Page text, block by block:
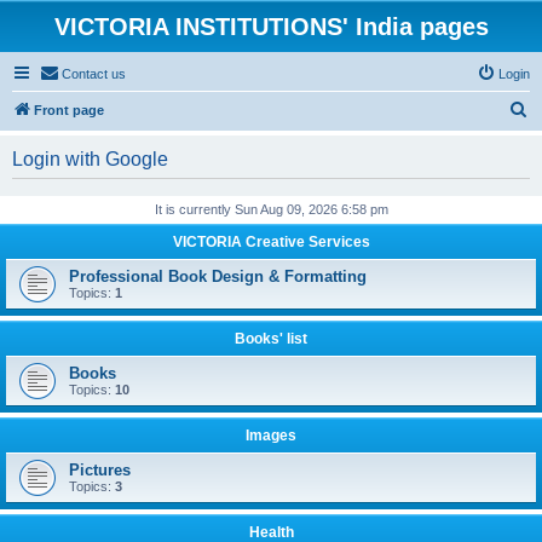
VICTORIA INSTITUTIONS' India pages
Contact us Login
Front page
c
Login with Google
It is currently Sun Aug 09, 2026 6:58 pm
VICTORIA Creative Services
Professional Book Design & Formatting
Topics: 1
Books' list
Books
Topics: 10
Images
Pictures
Topics: 3
Health